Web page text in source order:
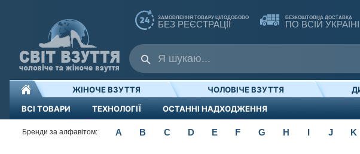
ЗАМОВЛЕННЯ ТОВАРУ ЦІЛОДОБОВО
БЕЗ РЕЄСТРАЦІЇ
БЕЗКОШТОВНА ДОСТАВКА
ПО ВСІЙ УКРАЇНІ
ВСІ ТОВАРИ ТЕХНОЛОГІЇ ОСТАННІ НАДХОДЖЕННЯ
ЖІНОЧЕ ВЗУТТЯ ЧОЛОВІЧЕ ВЗУТТЯ
Бренди за алфавітом: A B C D E F G H I J K